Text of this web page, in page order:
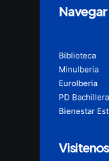
Navegar
Biblioteca
MinuIberia
EuroIberia
PD
Bienestar
Visitenos